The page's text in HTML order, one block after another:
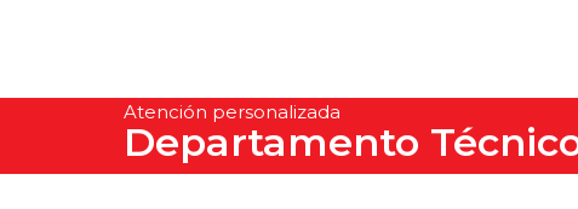
Atención personalizada
Departamento